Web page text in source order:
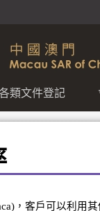
類文件登記
，客戶可以利用